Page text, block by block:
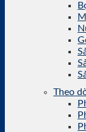
Theo